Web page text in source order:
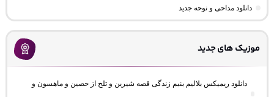
دانلود مداحی و نوحه جدید
موزیک های جدید
دانلود ریمیکس بلالیم بنیم زندگی قصه شیرین و تلخ از حصین و ماهسون و